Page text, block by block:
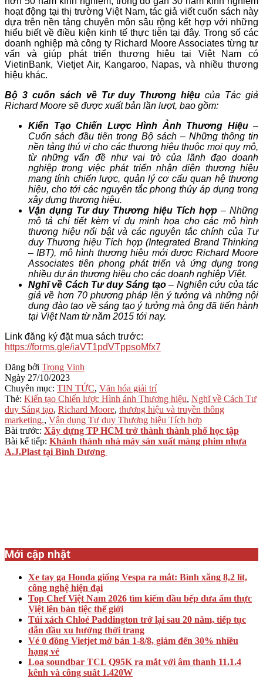
hoạt động tại thị trường Việt Nam, tác giả viết cuốn sách này
dựa trên nền tảng chuyên môn sâu rộng kết hợp với những
hiểu biết về điều kiện kinh tế thực tiễn tại đây. Trong số các
doanh nghiệp mà công ty Richard Moore Associates từng tư
vấn và giúp phát triển thương hiệu tại Việt Nam có
VietinBank, Vietjet Air, Kangaroo, Napas, và nhiều thương
hiệu khác.
Bộ 3 cuốn sách về Tư duy Thương hiệu của Tác giả
Richard Moore sẽ được xuất bản lần lượt, bao gồm:
Kiến Tạo Chiến Lược Hình Ảnh Thương Hiệu–
Cuốn sách đầu tiên trong Bộ sách – Những thông tin
nền tảng thú vị cho các thương hiệu thuộc mọi quy mô,
từ những vấn đề như vai trò của lãnh đạo doanh
nghiệp trong việc phát triển nhận diện thương hiệu
mang tính chiến lược, quản lý cơ cấu quan hệ thương
hiệu, cho tới các nguyên tắc phong thủy áp dụng trong
xây dựng thương hiệu.
Vận dụng Tư duy Thương hiệu Tích hợp– Những
mô tả chi tiết kèm ví dụ minh họa cho các mô hình
thương hiệu nổi bật và các nguyên tắc chính của Tư
duy Thương hiệu Tích hợp (Integrated Brand Thinking
– IBT), mô hình thương hiệu mới được Richard Moore
Associates tiên phong phát triển và ứng dụng trong
nhiều dự án thương hiệu cho các doanh nghiệp Việt.
Nghĩ về Cách Tư duy Sáng tạo– Nghiên cứu của tác
giả về hơn 70 phương pháp lên ý tưởng và những nội
dung đào tạo về sáng tạo ý tưởng mà ông đã tiến hành
tại Việt Nam từ năm 2015 tới nay.
Link đăng ký đặt mua sách trước:
https://forms.gle/iaVT1pdVTppsoMfx7
2023-
10-
27
Đăng bởi Trọng Vinh
Ngày 27/10/2023
Chuyên mục: TIN TỨC, Văn hóa giải trí
Thẻ: Kiến tạo Chiến lược Hình ảnh Thương hiệu, Nghĩ về Cách Tư
duy Sáng tạo, Richard Moore, thương hiệu và truyền thông
marketing., Vận dụng Tư duy Thương hiệu Tích hợp
Bài trước: Xây dựng TP HCM trở thành thành phố học tập
Bài kế tiếp: Khánh thành nhà máy sản xuất màng phim nhựa
A.J.Plast tại Bình Dương
Mới cập nhật
Xe tay ga Honda giống Vespa ra mắt: Bình xăng 8,2 lít,
công nghệ hiện đại
Top Chef Việt Nam 2026 tìm kiếm đầu bếp đưa ẩm thực
Việt lên bàn tiệc thế giới
Túi xách Chloé Paddington trở lại sau 20 năm, tiếp tục
dẫn đầu xu hướng thời trang
Vé 0 đồng Vietjet mở bán 1-8/8, giảm đến 30% nhiều
hạng vé
Loa soundbar TCL Q95K ra mắt với âm thanh 11.1.4
kênh và công suất 1.420W